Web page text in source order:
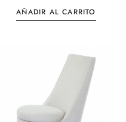
AÑADIR AL CARRITO